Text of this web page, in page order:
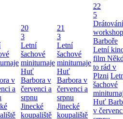
v
a
20
3
Letní
šachové
miniturnaje
Huť
Barbora v
červenci a
srpnu
Jinecké
koupaliště
21
3
Letní
šachové
miniturnaje
Huť
Barbora v
červenci a
srpnu
Jinecké
koupaliště
22
5
Barboře
Letní
film
to rád v
Plzni
šachové
Huť
v